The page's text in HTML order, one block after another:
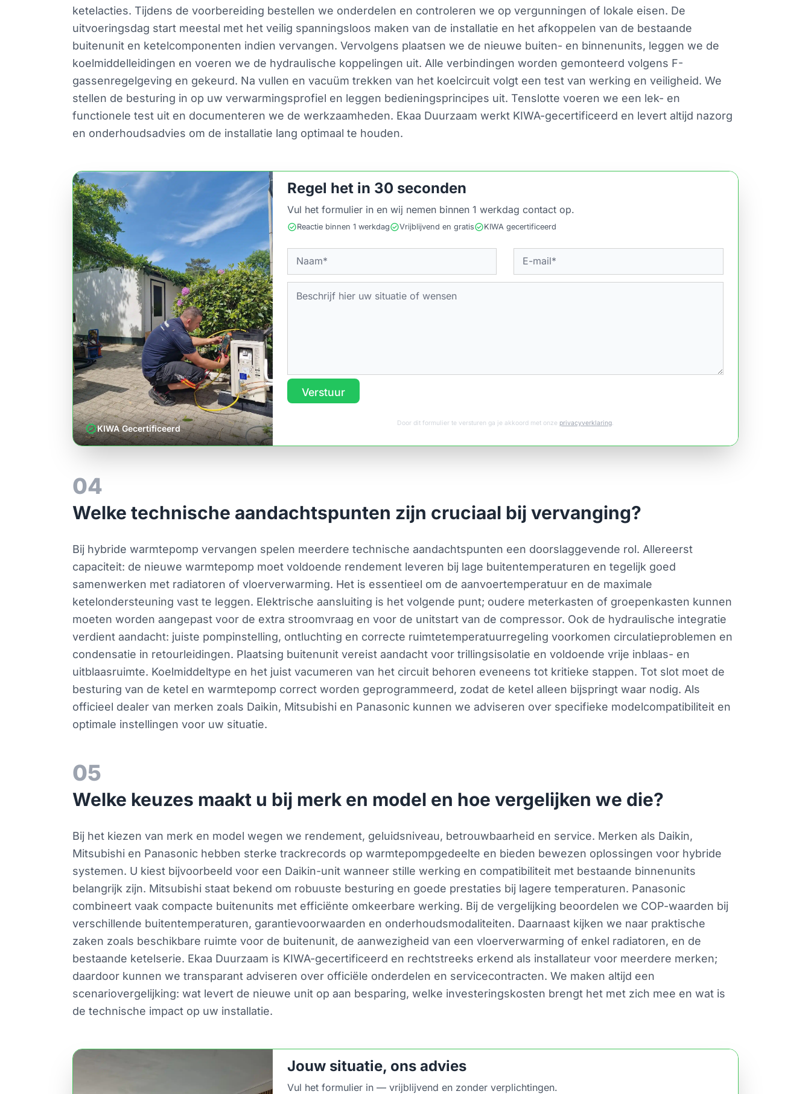
ketelacties. Tijdens de voorbereiding bestellen we onderdelen en controleren we op vergunningen of lokale eisen. De
uitvoeringsdag start meestal met het veilig spanningsloos maken van de installatie en het afkoppelen van de bestaande
buitenunit en ketelcomponenten indien vervangen. Vervolgens plaatsen we de nieuwe buiten- en binnenunits, leggen we de
koelmiddelleidingen en voeren we de hydraulische koppelingen uit. Alle verbindingen worden gemonteerd volgens F-
gassenregelgeving en gekeurd. Na vullen en vacuüm trekken van het koelcircuit volgt een test van werking en veiligheid. We
stellen de besturing in op uw verwarmingsprofiel en leggen bedieningsprincipes uit. Tenslotte voeren we een lek- en
functionele test uit en documenteren we de werkzaamheden. Ekaa Duurzaam werkt KIWA-gecertificeerd en levert altijd nazorg
en onderhoudsadvies om de installatie lang optimaal te houden.
verifiedKIWA Gecertificeerd
Regel het in 30 seconden
Vul het formulier in en wij nemen binnen 1 werkdag contact op.
check_circleReactie binnen 1 werkdagcheck_circleVrijblijvend en gratischeck_circleKIWA gecertificeerd
Verstuur
Door dit formulier te versturen ga je akkoord met onze privacyverklaring.
04
Welke technische aandachtspunten zijn cruciaal bij vervanging?
Bij hybride warmtepomp vervangen spelen meerdere technische aandachtspunten een doorslaggevende rol. Allereerst
capaciteit: de nieuwe warmtepomp moet voldoende rendement leveren bij lage buitentemperaturen en tegelijk goed
samenwerken met radiatoren of vloerverwarming. Het is essentieel om de aanvoertemperatuur en de maximale
ketelondersteuning vast te leggen. Elektrische aansluiting is het volgende punt; oudere meterkasten of groepenkasten kunnen
moeten worden aangepast voor de extra stroomvraag en voor de unitstart van de compressor. Ook de hydraulische integratie
verdient aandacht: juiste pompinstelling, ontluchting en correcte ruimtetemperatuurregeling voorkomen circulatieproblemen en
condensatie in retourleidingen. Plaatsing buitenunit vereist aandacht voor trillingsisolatie en voldoende vrije inblaas- en
uitblaasruimte. Koelmiddeltype en het juist vacumeren van het circuit behoren eveneens tot kritieke stappen. Tot slot moet de
besturing van de ketel en warmtepomp correct worden geprogrammeerd, zodat de ketel alleen bijspringt waar nodig. Als
officieel dealer van merken zoals Daikin, Mitsubishi en Panasonic kunnen we adviseren over specifieke modelcompatibiliteit en
optimale instellingen voor uw situatie.
05
Welke keuzes maakt u bij merk en model en hoe vergelijken we die?
Bij het kiezen van merk en model wegen we rendement, geluidsniveau, betrouwbaarheid en service. Merken als Daikin,
Mitsubishi en Panasonic hebben sterke trackrecords op warmtepompgedeelte en bieden bewezen oplossingen voor hybride
systemen. U kiest bijvoorbeeld voor een Daikin-unit wanneer stille werking en compatibiliteit met bestaande binnenunits
belangrijk zijn. Mitsubishi staat bekend om robuuste besturing en goede prestaties bij lagere temperaturen. Panasonic
combineert vaak compacte buitenunits met efficiënte omkeerbare werking. Bij de vergelijking beoordelen we COP-waarden bij
verschillende buitentemperaturen, garantievoorwaarden en onderhoudsmodaliteiten. Daarnaast kijken we naar praktische
zaken zoals beschikbare ruimte voor de buitenunit, de aanwezigheid van een vloerverwarming of enkel radiatoren, en de
bestaande ketelserie. Ekaa Duurzaam is KIWA-gecertificeerd en rechtstreeks erkend als installateur voor meerdere merken;
daardoor kunnen we transparant adviseren over officiële onderdelen en servicecontracten. We maken altijd een
scenariovergelijking: wat levert de nieuwe unit op aan besparing, welke investeringskosten brengt het met zich mee en wat is
de technische impact op uw installatie.
Jouw situatie, ons advies
Vul het formulier in — vrijblijvend en zonder verplichtingen.